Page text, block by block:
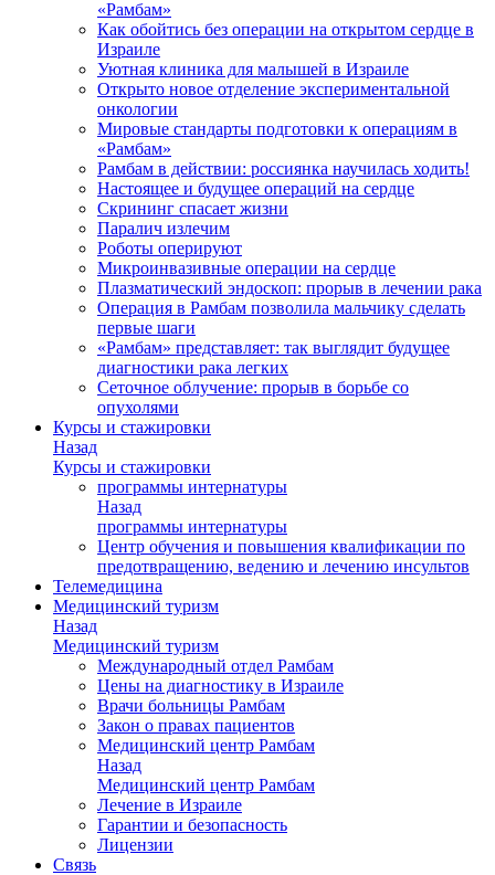
«Рамбам»
Как обойтись без операции на открытом сердце в
Израиле
Уютная клиника для малышей в Израиле
Открыто новое отделение экспериментальной
онкологии
Мировые стандарты подготовки к операциям в
«Рамбам»
Рамбам в действии: россиянка научилась ходить!
Настоящее и будущее операций на сердце
Скрининг спасает жизни
Паралич излечим
Роботы оперируют
Микроинвазивные операции на сердце
Плазматический эндоскоп: прорыв в лечении рака
Операция в Рамбам позволила мальчику сделать
первые шаги
«Рамбам» представляет: так выглядит будущее
диагностики рака легких
Сеточное облучение: прорыв в борьбе со
опухолями
Курсы и стажировки
Назад
Курсы и стажировки
программы интернатуры
Назад
программы интернатуры
Центр обучения и повышения квалификации по
предотвращению, ведению и лечению инсультов
Телемедицина
Медицинский туризм
Назад
Медицинский туризм
Международный отдел Рамбам
Цены на диагностику в Израиле
Врачи больницы Рамбам
Закон о правах пациентов
Медицинский центр Рамбам
Назад
Медицинский центр Рамбам
Лечение в Израиле
Гарантии и безопасность
Лицензии
Связь